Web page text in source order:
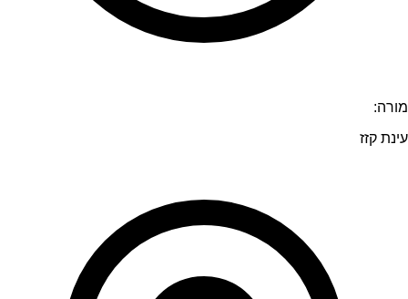
מורה:
עינת קזז